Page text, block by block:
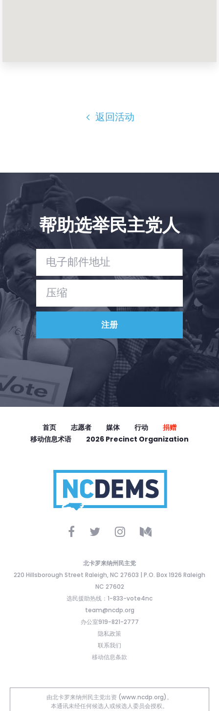
您的派对
行动
返回活动
帮助选举民主党人
首页 志愿者 媒体 行动
捐赠
移动信息术语
2026 Precinct Organization
北卡罗来纳州民主党
220 Hillsborough Street Raleigh, NC 27603 | P.O. Box 1926 Raleigh
NC 27602
选民援助热线：1-833-vote4nc
team@ncdp.org
办公室919-821-2777
隐私政策
联系我们
移动信息条款
由北卡罗来纳州民主党出资 (www.ncdp.org)。
本通讯未经任何候选人或候选人委员会授权。